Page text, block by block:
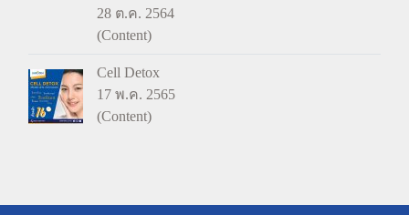
28 ต.ค. 2564
(Content)
Cell Detox
17 พ.ค. 2565
(Content)